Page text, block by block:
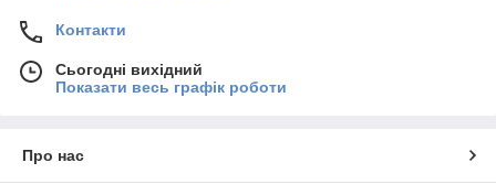
Контакти
Сьогодні вихідний
Показати весь графік роботи
Про нас